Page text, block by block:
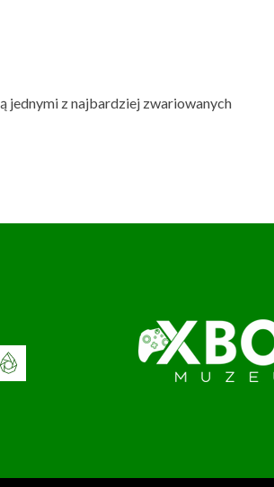
z najbardziej zwariowanych